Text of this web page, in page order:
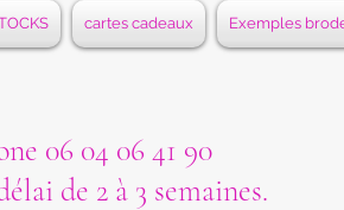
cartes cadeaux Exemples
06 04 06 41 90
de 2 à 3 semaines.